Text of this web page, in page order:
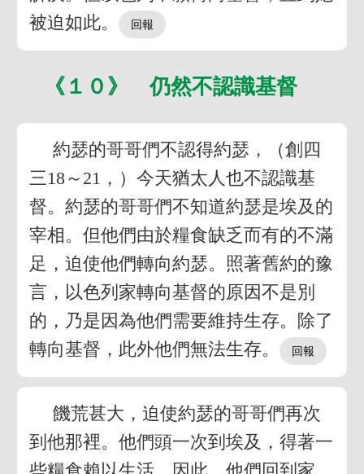
被迫如此。
《１０》 仍然不認識基督
約瑟的哥哥們不認得約瑟，（創四
三18～21，）今天猶太人也不認識基
督。約瑟的哥哥們不知道約瑟是埃及的
宰相。但他們由於糧食缺乏而有的不滿
足，迫使他們轉向約瑟。照著舊約的豫
言，以色列家轉向基督的原因不是別
的，乃是因為他們需要維持生存。除了
轉向基督，此外他們無法生存。
饑荒甚大，迫使約瑟的哥哥們再次
到他那裡。他們頭一次到埃及，得著一